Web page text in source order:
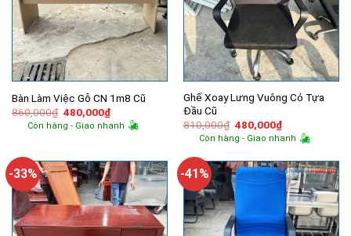
Bàn Làm Việc Gỗ CN 1m8 Cũ
860,000₫ Giá
gốc
là:
480,000₫Giá
hiện
tại
Còn hàng - Giao nhanh
Ghế Xoay Lưng Vuông Có Tựa
Đầu Cũ
810,000₫ Giá
gốc
là:
480,000₫Giá
hiện
tại
480,000₫.
Còn hàng - Giao nhanh
-33% -41%